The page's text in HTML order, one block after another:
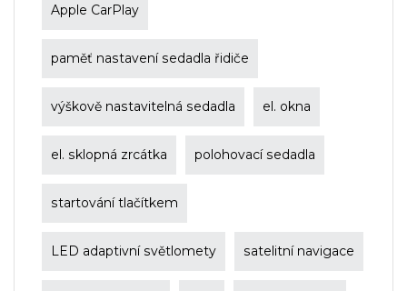
Apple CarPlay
paměť nastavení sedadla řidiče
výškově nastavitelná sedadla el. okna
el. sklopná zrcátka polohovací sedadla
startování tlačítkem
LED adaptivní světlomety satelitní navigace